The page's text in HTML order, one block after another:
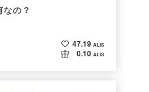
の？
47.19 ALIS
0.10 ALIS